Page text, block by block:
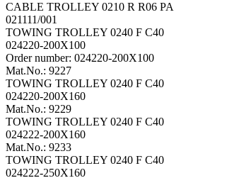
CABLE TROLLEY 0210 R R06 PA
021111/001
TOWING TROLLEY 0240 F C40
024220-200X100
Order number: 024220-200X100
Mat.No.: 9227
TOWING TROLLEY 0240 F C40
024220-200X160
Mat.No.: 9229
TOWING TROLLEY 0240 F C40
024222-200X160
Mat.No.: 9233
TOWING TROLLEY 0240 F C40
024222-250X160